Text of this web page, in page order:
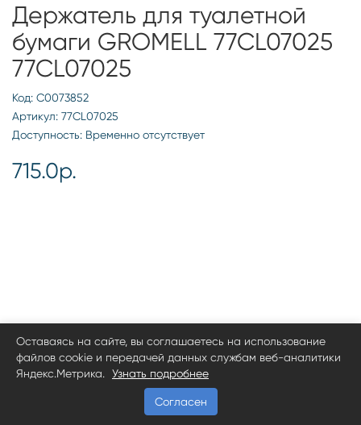
Держатель для туалетной
бумаги GROMELL 77CL07025
77CL07025
Код: С0073852
Артикул: 77CL07025
Доступность: Временно отсутствует
715.0р.
Оставаясь на сайте, вы соглашаетесь на использование
файлов cookie и передачей данных службам веб-аналитики
Яндекс.Метрика.
Узнать подробнее
Согласен